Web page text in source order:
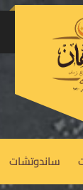
واتساب
USERNAME
ساندوتشات